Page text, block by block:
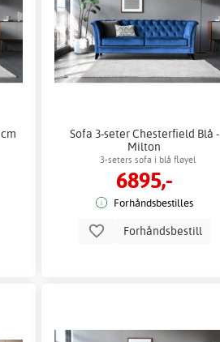
Sofa 3-seter Chesterfield Blå -
Milton
3-seters sofa i blå fløyel
6895,-
Forhåndsbestilles
Forhåndsbestill